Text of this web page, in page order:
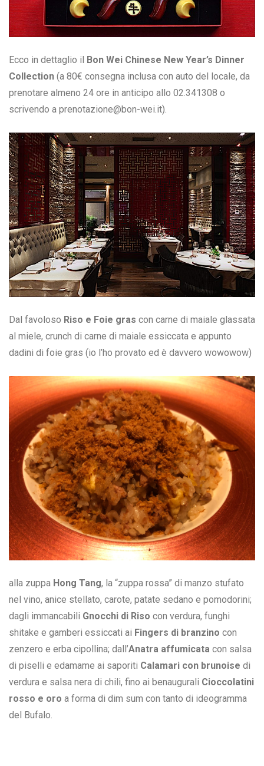
Ecco in dettaglio il Bon Wei Chinese New Year’s Dinner
Collection (a 80€ consegna inclusa con auto del locale, da
prenotare almeno 24 ore in anticipo allo 02.341308 o
scrivendo a prenotazione@bon-wei.it).
Dal favoloso Riso e Foie gras con carne di maiale glassata
al miele, crunch di carne di maiale essiccata e appunto
dadini di foie gras (io l’ho provato ed è davvero wowowow)
alla zuppa Hong Tang, la “zuppa rossa” di manzo stufato
nel vino, anice stellato, carote, patate sedano e pomodorini;
dagli immancabili Gnocchi di Riso con verdura, funghi
shitake e gamberi essiccati ai Fingers di branzino con
zenzero e erba cipollina; dall’Anatra affumicata con salsa
di piselli e edamame ai saporiti Calamari con brunoise di
verdura e salsa nera di chili, fino ai benaugurali Cioccolatini
rosso e oro a forma di dim sum con tanto di ideogramma
del Bufalo.